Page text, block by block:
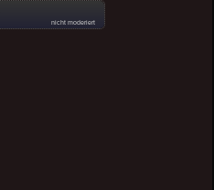
nicht moderiert